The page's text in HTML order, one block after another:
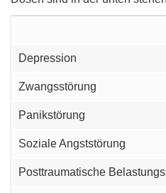
Depression
Zwangsstörung
Panikstörung
Soziale Angststörung
Posttraumatische